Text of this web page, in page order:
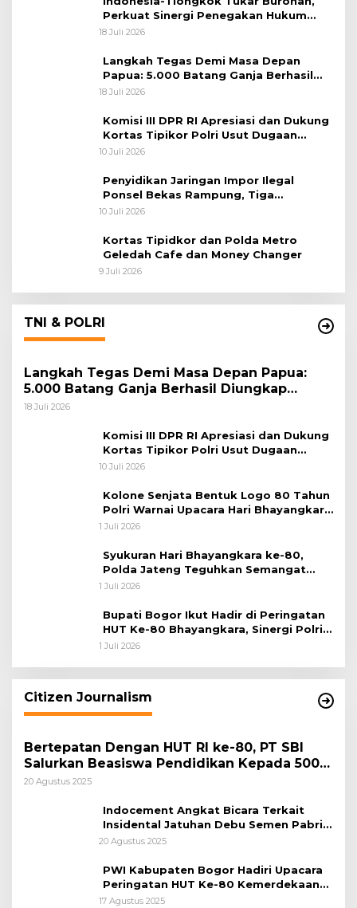
Perkuat Sinergi Penegakan Hukum
Lintas Negara
18 Juli 2026
Langkah Tegas Demi Masa Depan
Papua: 5.000 Batang Ganja Berhasil
Diungkap Koops TNI Habema
18 Juli 2026
Komisi III DPR RI Apresiasi dan Dukung
Kortas Tipikor Polri Usut Dugaan
Korupsi Batu Bara
10 Juli 2026
Penyidikan Jaringan Impor Ilegal
Ponsel Bekas Rampung, Tiga
Tersangka Sudah P-21 dan Satu Buron
10 Juli 2026
Kortas Tipidkor dan Polda Metro
Geledah Cafe dan Money Changer
9 Juli 2026
TNI & POLRI
Langkah Tegas Demi Masa Depan Papua:
5.000 Batang Ganja Berhasil Diungkap
Koops TNI Habema
18 Juli 2026
Komisi III DPR RI Apresiasi dan Dukung
Kortas Tipikor Polri Usut Dugaan
Korupsi Batu Bara
10 Juli 2026
Kolone Senjata Bentuk Logo 80 Tahun
Polri Warnai Upacara Hari Bhayangkara
ke-80
1 Juli 2026
Syukuran Hari Bhayangkara ke-80,
Polda Jateng Teguhkan Semangat
Pengabdian dan Pererat Kebersamaan
1 Juli 2026
Bupati Bogor Ikut Hadir di Peringatan
HUT Ke-80 Bhayangkara, Sinergi Polri
dan Pemkab Bogor Jadi Kunci Menjaga
1 Juli 2026
Citizen Journalism
Bertepatan Dengan HUT RI ke-80, PT SBI
Salurkan Beasiswa Pendidikan Kepada 500
Pelajar
20 Agustus 2025
Indocement Angkat Bicara Terkait
Insidental Jatuhan Debu Semen Pabrik
Citeureup
20 Agustus 2025
PWI Kabupaten Bogor Hadiri Upacara
Peringatan HUT Ke-80 Kemerdekaan
RI, di Lapangan Tegar Beriman
17 Agustus 2025